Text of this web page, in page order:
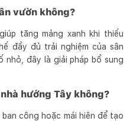
vườn không?
tăng mảng xanh khi thiếu
đầy đủ trải nghiệm của sân
nhỏ, đây là giải pháp bổ sung
hướng Tây không?
công hoặc mái hiên để tạo